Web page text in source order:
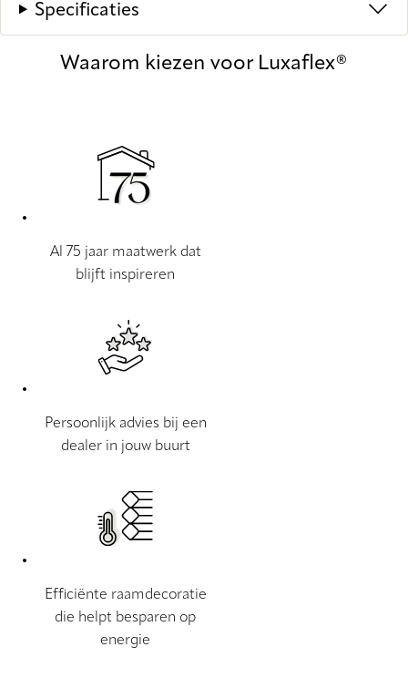
Specificaties
Waarom kiezen voor Luxaflex®
Al 75 jaar maatwerk dat
blijft inspireren
Persoonlijk advies bij een
dealer in jouw buurt
Efficiënte raamdecoratie
die helpt besparen op
energie